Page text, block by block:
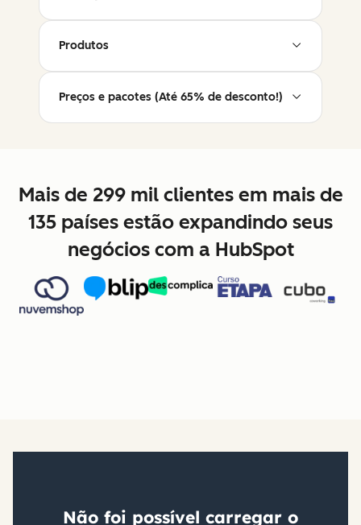
Produtos
Preços e pacotes (Até 65% de desconto!)
Mais de 299 mil clientes em mais de
135 países estão expandindo seus
negócios com a HubSpot